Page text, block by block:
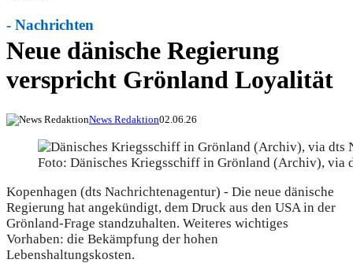
Neue dänische Regierung
verspricht Grönland Loyalität
- Nachrichten
News Redaktion02.06.26
Foto: Dänisches Kriegsschiff in Grönland (Archiv), via
Kopenhagen (dts Nachrichtenagentur) - Die neue dänische
Regierung hat angekündigt, dem Druck aus den USA in der
Grönland-Frage standzuhalten. Weiteres wichtiges
Vorhaben: die Bekämpfung der hohen
Lebenshaltungskosten.